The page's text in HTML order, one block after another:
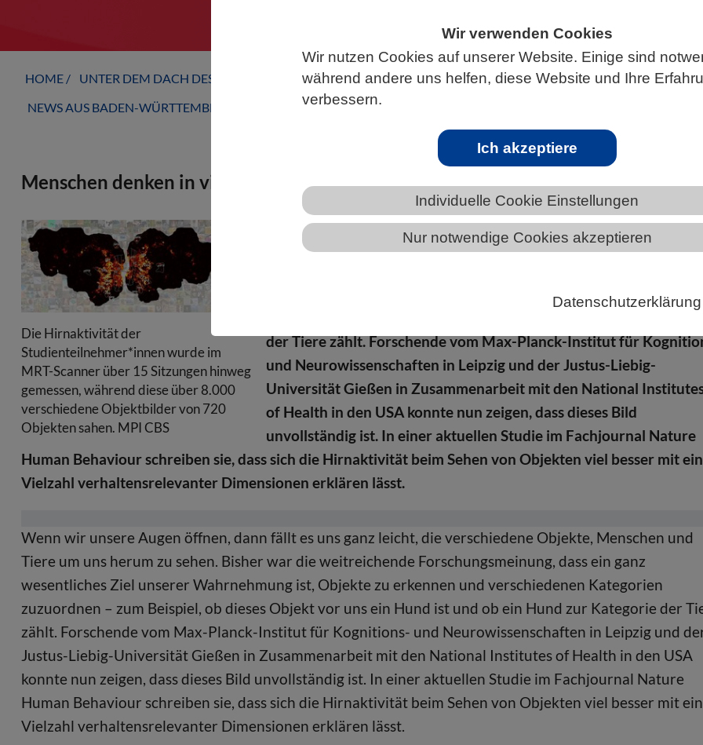
Wir verwenden Cookies
Wir nutzen Cookies auf unserer Website. Einige sind
während andere uns helfen, diese Website und Ihre
verbessern.
Ich akzeptiere
Individuelle Cookie Einstellungen
Nur notwendige Cookies akzeptieren
Datenschutzerklärung
HOME UNTER DEM DACH DES VBIO LANDESVERBÄNDE
BADEN-WÜRTTEMBERG
NEWS AUS BADEN-WÜRTTEMBERG
Menschen denken in vielen Dimensionen gleichzeitig
Die Hirnaktivität der
Studienteilnehmer*innen wurde im
MRT-Scanner über 15 Sitzungen hinweg
gemessen, während diese über 8.000
verschiedene Objektbilder von 720
Objekten sahen. MPI CBS
erkennen und verschiedenen Kategorien zuzuordnen – zum
der Tiere zählt. Forschende vom Max-Planck-Institut für
und Neurowissenschaften in Leipzig und der Justus-Liebig-
Universität Gießen in Zusammenarbeit mit den National
of Health in den USA konnte nun zeigen, dass dieses Bild
unvollständig ist. In einer aktuellen Studie im Fachjournal Nature
Human Behaviour schreiben sie, dass sich die Hirnaktivität beim Sehen von Objekten viel besser mit
Vielzahl verhaltensrelevanter Dimensionen erklären lässt.
Wenn wir unsere Augen öffnen, dann fällt es uns ganz leicht, die verschiedene Objekte, Menschen und
Tiere um uns herum zu sehen. Bisher war die weitreichende Forschungsmeinung, dass ein ganz
wesentliches Ziel unserer Wahrnehmung ist, Objekte zu erkennen und verschiedenen Kategorien
zuzuordnen – zum Beispiel, ob dieses Objekt vor uns ein Hund ist und ob ein Hund zur Kategorie der
zählt. Forschende vom Max-Planck-Institut für Kognitions- und Neurowissenschaften in Leipzig und
Justus-Liebig-Universität Gießen in Zusammenarbeit mit den National Institutes of Health in den USA
konnte nun zeigen, dass dieses Bild unvollständig ist. In einer aktuellen Studie im Fachjournal Nature
Human Behaviour schreiben sie, dass sich die Hirnaktivität beim Sehen von Objekten viel besser mit
Vielzahl verhaltensrelevanter Dimensionen erklären lässt.